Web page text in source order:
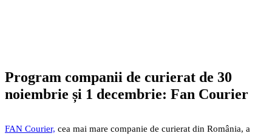
Program companii de curierat de 30
noiembrie și 1 decembrie: Fan Courier
FAN Courier, cea mai mare companie de curierat din România, a